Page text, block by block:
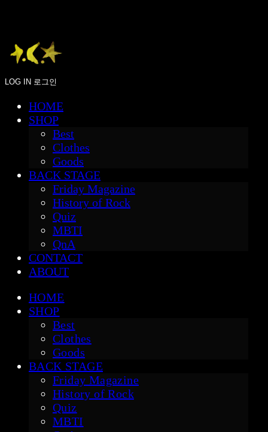
LOG IN 로그인
HOME
SHOP
Best
Clothes
Goods
BACK STAGE
Friday Magazine
History of Rock
Quiz
MBTI
QnA
CONTACT
ABOUT
HOME
SHOP
Best
Clothes
Goods
BACK STAGE
Friday Magazine
History of Rock
Quiz
MBTI